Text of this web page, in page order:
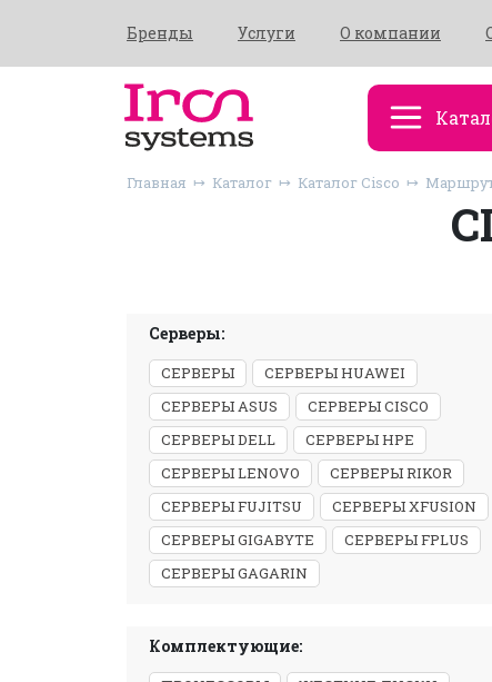
Бренды Услуги О компании
Главная Каталог Каталог Cisco
Серверы:
СЕРВЕРЫ
СЕРВЕРЫ HUAWEI
СЕРВЕРЫ ASUS
СЕРВЕРЫ CISCO
СЕРВЕРЫ DELL
СЕРВЕРЫ HPE
СЕРВЕРЫ LENOVO
СЕРВЕРЫ RIKOR
СЕРВЕРЫ FUJITSU
СЕРВЕРЫ XFUSION
СЕРВЕРЫ GIGABYTE
СЕРВЕРЫ FPLUS
СЕРВЕРЫ GAGARIN
Комплектующие: